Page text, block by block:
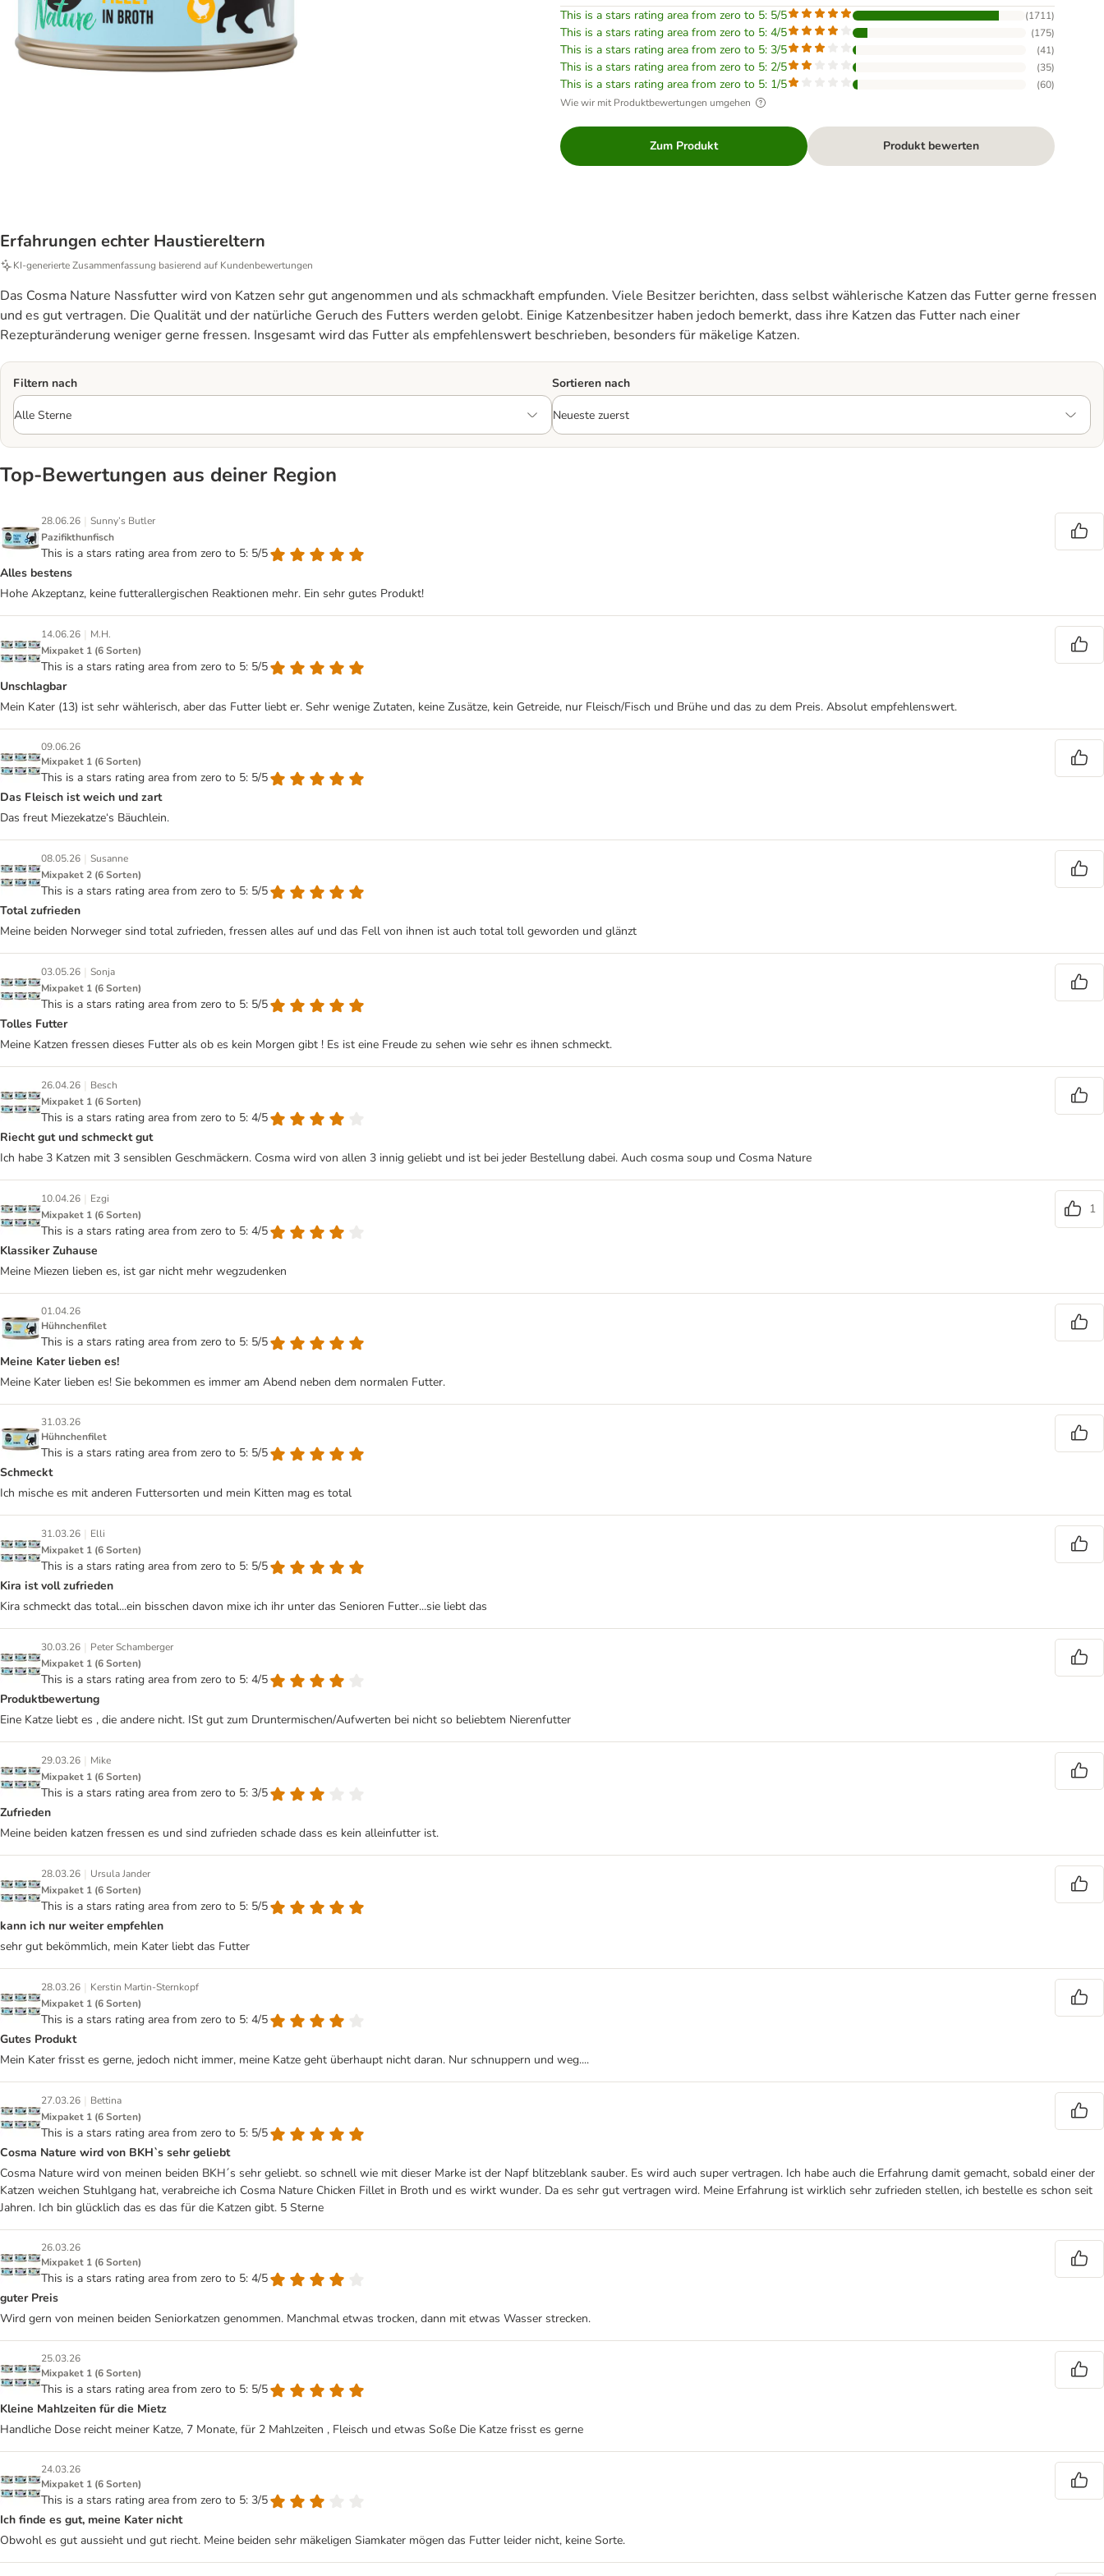
This is a stars rating area from zero to 5: 5/5
(1711)
This is a stars rating area from zero to 5: 4/5 (175)
This is a stars rating area from zero to 5: 3/5 (41)
This is a stars rating area from zero to 5: 2/5 (35)
This is a stars rating area from zero to 5: 1/5 (60)
Wie wir mit Produktbewertungen umgehen
Zum Produkt Produkt bewerten
Erfahrungen echter Haustiereltern
KI‑generierte Zusammenfassung basierend auf Kundenbewertungen
Das Cosma Nature Nassfutter wird von Katzen sehr gut angenommen und als schmackhaft empfunden. Viele Besitzer berichten, dass selbst wählerische Katzen das Futter gerne fressen
und es gut vertragen. Die Qualität und der natürliche Geruch des Futters werden gelobt. Einige Katzenbesitzer haben jedoch bemerkt, dass ihre Katzen das Futter nach einer
Rezepturänderung weniger gerne fressen. Insgesamt wird das Futter als empfehlenswert beschrieben, besonders für mäkelige Katzen.
Filtern nach Sortieren nach
Top‑Bewertungen aus deiner Region
28.06.26 | Sunny’s Butler
Pazifikthunfisch
This is a stars rating area from zero to 5: 5/5
Alles bestens
Hohe Akzeptanz, keine futterallergischen Reaktionen mehr. Ein sehr gutes Produkt!
14.06.26 | M.H.
Mixpaket 1 (6 Sorten)
This is a stars rating area from zero to 5: 5/5
Unschlagbar
Mein Kater (13) ist sehr wählerisch, aber das Futter liebt er. Sehr wenige Zutaten, keine Zusätze, kein Getreide, nur Fleisch/Fisch und Brühe und das zu dem Preis. Absolut empfehlenswert.
09.06.26
Mixpaket 1 (6 Sorten)
This is a stars rating area from zero to 5: 5/5
Das Fleisch ist weich und zart
Das freut Miezekatze‘s Bäuchlein.
08.05.26 | Susanne
Mixpaket 2 (6 Sorten)
This is a stars rating area from zero to 5: 5/5
Total zufrieden
Meine beiden Norweger sind total zufrieden, fressen alles auf und das Fell von ihnen ist auch total toll geworden und glänzt
03.05.26 | Sonja
Mixpaket 1 (6 Sorten)
This is a stars rating area from zero to 5: 5/5
Tolles Futter
Meine Katzen fressen dieses Futter als ob es kein Morgen gibt ! Es ist eine Freude zu sehen wie sehr es ihnen schmeckt.
26.04.26 | Besch
Mixpaket 1 (6 Sorten)
This is a stars rating area from zero to 5: 4/5
Riecht gut und schmeckt gut
Ich habe 3 Katzen mit 3 sensiblen Geschmäckern. Cosma wird von allen 3 innig geliebt und ist bei jeder Bestellung dabei. Auch cosma soup und Cosma Nature
10.04.26 | Ezgi
Mixpaket 1 (6 Sorten)
This is a stars rating area from zero to 5: 4/5
1
Klassiker Zuhause
Meine Miezen lieben es, ist gar nicht mehr wegzudenken
01.04.26
Hühnchenfilet
This is a stars rating area from zero to 5: 5/5
Meine Kater lieben es!
Meine Kater lieben es! Sie bekommen es immer am Abend neben dem normalen Futter.
31.03.26
Hühnchenfilet
This is a stars rating area from zero to 5: 5/5
Schmeckt
Ich mische es mit anderen Futtersorten und mein Kitten mag es total
31.03.26 | Elli
Mixpaket 1 (6 Sorten)
This is a stars rating area from zero to 5: 5/5
Kira ist voll zufrieden
Kira schmeckt das total...ein bisschen davon mixe ich ihr unter das Senioren Futter...sie liebt das
30.03.26 | Peter Schamberger
Mixpaket 1 (6 Sorten)
This is a stars rating area from zero to 5: 4/5
Produktbewertung
Eine Katze liebt es , die andere nicht. ISt gut zum Druntermischen/Aufwerten bei nicht so beliebtem Nierenfutter
29.03.26 | Mike
Mixpaket 1 (6 Sorten)
This is a stars rating area from zero to 5: 3/5
Zufrieden
Meine beiden katzen fressen es und sind zufrieden schade dass es kein alleinfutter ist.
28.03.26 | Ursula Jander
Mixpaket 1 (6 Sorten)
This is a stars rating area from zero to 5: 5/5
kann ich nur weiter empfehlen
sehr gut bekömmlich, mein Kater liebt das Futter
28.03.26 | Kerstin Martin-Sternkopf
Mixpaket 1 (6 Sorten)
This is a stars rating area from zero to 5: 4/5
Gutes Produkt
Mein Kater frisst es gerne, jedoch nicht immer, meine Katze geht überhaupt nicht daran. Nur schnuppern und weg....
27.03.26 | Bettina
Mixpaket 1 (6 Sorten)
This is a stars rating area from zero to 5: 5/5
Cosma Nature wird von BKH`s sehr geliebt
Cosma Nature wird von meinen beiden BKH´s sehr geliebt. so schnell wie mit dieser Marke ist der Napf blitzeblank sauber. Es wird auch super vertragen. Ich habe auch die Erfahrung damit gemacht, sobald einer der
Katzen weichen Stuhlgang hat, verabreiche ich Cosma Nature Chicken Fillet in Broth und es wirkt wunder. Da es sehr gut vertragen wird. Meine Erfahrung ist wirklich sehr zufrieden stellen, ich bestelle es schon seit
Jahren. Ich bin glücklich das es das für die Katzen gibt. 5 Sterne
26.03.26
Mixpaket 1 (6 Sorten)
This is a stars rating area from zero to 5: 4/5
guter Preis
Wird gern von meinen beiden Seniorkatzen genommen. Manchmal etwas trocken, dann mit etwas Wasser strecken.
25.03.26
Mixpaket 1 (6 Sorten)
This is a stars rating area from zero to 5: 5/5
Kleine Mahlzeiten für die Mietz
Handliche Dose reicht meiner Katze, 7 Monate, für 2 Mahlzeiten , Fleisch und etwas Soße Die Katze frisst es gerne
24.03.26
Mixpaket 1 (6 Sorten)
This is a stars rating area from zero to 5: 3/5
Ich finde es gut, meine Kater nicht
Obwohl es gut aussieht und gut riecht. Meine beiden sehr mäkeligen Siamkater mögen das Futter leider nicht, keine Sorte.